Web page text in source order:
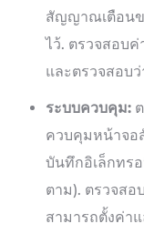
สัญญาณเตือนข
ไว้. ตรวจสอบ
และตรวจสอบ
ระบบควบคุม:
ควบคุมหน้าจอ
บันทึกอิเล็กทรอ
ตาม). ตรวจสอ
สามารถตั้งค่า